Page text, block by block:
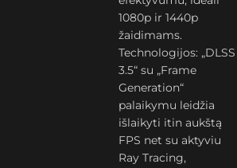
1080p ir 1440p
žaidimams.
Technologijos: „DLSS
3.5“ su „Frame
Generation“
palaikymu leidžia
išlaikyti itin aukštą
FPS net su aktyviu
Ray Tracing,